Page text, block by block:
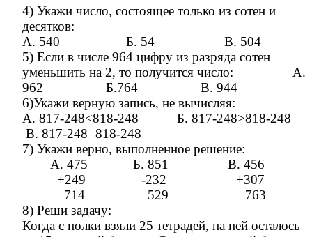
4) Укажи число, состоящее только из сотен и
десятков:
А. 540 Б. 54 В. 504
5) Если в числе 964 цифру из разряда сотен
уменьшить на 2, то получится число: А.
962 Б.764 В. 944
6)Укажи верную запись, не вычисляя:
А. 817-248<818-248 Б. 817-248>818-248
В. 817-248=818-248
7) Укажи верно, выполненное решение:
А. 475 Б. 851 В. 456
+249 -232 +307
714 529 763
8) Реши задачу:
Когда с полки взяли 25 тетрадей, на ней осталось